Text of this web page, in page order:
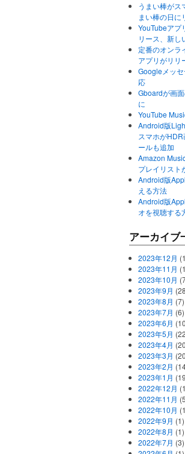
うまい棒がス
まい棒の日に
YouTubeアプ
リース、新し
定番のオンラ
アプリがリリ
Googleメッ
応
Gboardが画
に
YouTube
Android版
スマホが
ールも追加
Amazon
プレイリスト
Android版
える方法
Android版
オを視聴する
アーカイブ
2023年12月
2023年11月
2023年10月
2023年9月
2023年8月 (7)
2023年7月 (6)
2023年6月
2023年5月
2023年4月
2023年3月
2023年2月
2023年1月
2022年12月
2022年11月
2022年10月
2022年9月 (1)
2022年8月 (1)
2022年7月 (3)